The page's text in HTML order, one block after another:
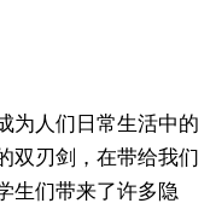
为人们日常生活中的
双刃剑，在带给我们
生们带来了许多隐